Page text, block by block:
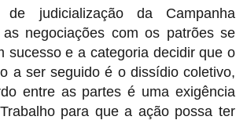
de judicialização da Campanha
negociações com os patrões se
sucesso e a categoria decidir que o
a ser seguido é o dissídio coletivo,
entre as partes é uma exigência
para que a ação possa ter